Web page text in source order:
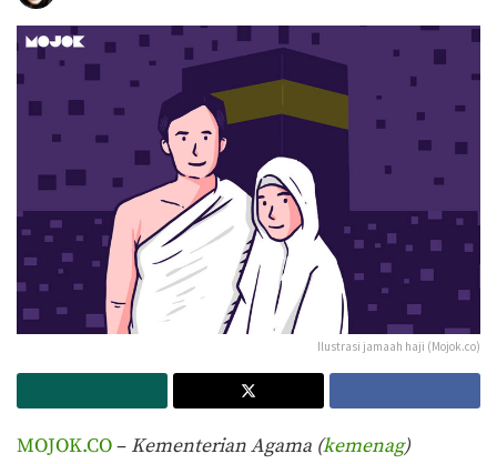
Ilustrasi jamaah haji (Mojok.co)
MOJOK.CO– Kementerian Agama (kemenag)